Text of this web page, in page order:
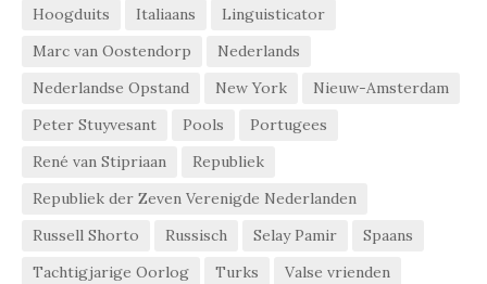
Hoogduits
Italiaans
Linguisticator
Marc van Oostendorp
Nederlands
Nederlandse Opstand
New York
Nieuw-Amsterdam
Peter Stuyvesant
Pools
Portugees
René van Stipriaan
Republiek
Republiek der Zeven Verenigde Nederlanden
Russell Shorto
Russisch Selay Pamir
Spaans
Tachtigjarige Oorlog
Turks
Valse vrienden